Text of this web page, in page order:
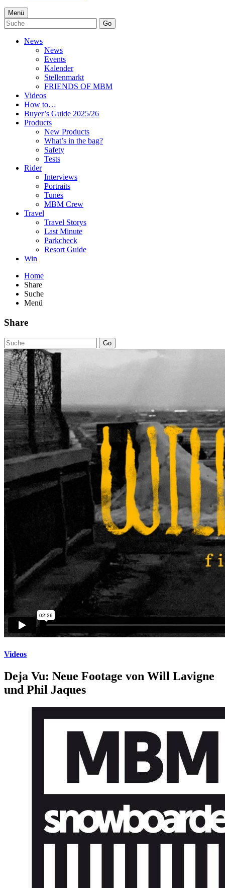
Menü
Go
News
News
Events
Kalender
Stellenmarkt
FRIENDS OF MBM
Videos
How to…
Buyer’s Guide 2025/26
Products
New Products
What’s in the bag?
Safety
Tests
Rider
Interviews
Portraits
Tunes
MBM Crew
Travel
Travel Storys
Last Minute
Parkcheck
Resort Guide
Win
Home
Share
Suche
Menü
Share
Go
Videos
Deja Vu: Neue Footage von Will Lavigne
und Phil Jaques